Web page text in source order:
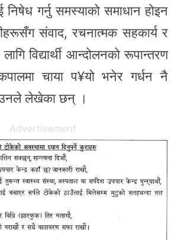
निषेध गर्नु समस्याको समाधान होइन
संवाद, रचनात्मक सहकार्य र
विद्यार्थी आन्दोलनको रूपान्तरण
चाया प¥यो भनेर गर्धन नै
उनले लेखेका छन् ।
Advertisement